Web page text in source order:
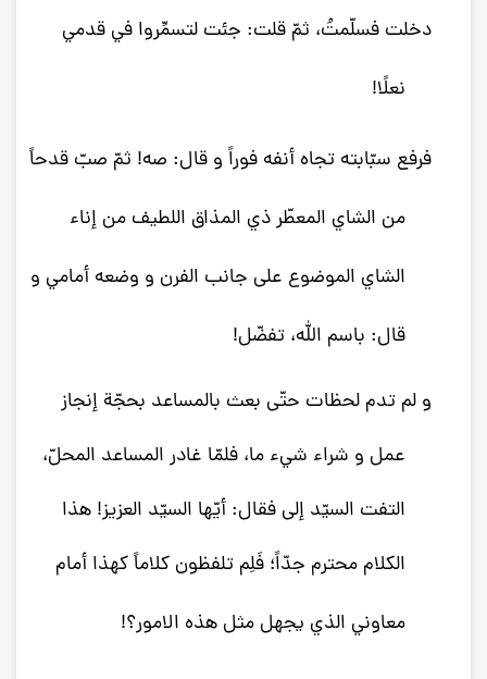
دخلت فسلّمتُ، ثمّ قلت: جئت لتسمِّروا في قدمي
نعلًا!
فرفع سبّابته تجاه أنفه فوراً و قال: صه! ثمّ صبّ قدحاً
من الشاي المعطّر ذي المذاق اللطيف من إناء
الشاي الموضوع على جانب الفرن و وضعه أمامي و
قال: باسم الله، تفضّل!
و لم تدم لحظات حتّى بعث بالمساعد بحجّة إنجاز
عمل و شراء شي‌ء ما، فلمّا غادر المساعد المحلّ،
التفت السيّد إلى فقال: أيّها السيّد العزيز! هذا
الكلام محترم جدّاً؛ فَلِم تلفظون كلاماً كهذا أمام
معاوني الذي يجهل‌ مثل هذه الامور؟!